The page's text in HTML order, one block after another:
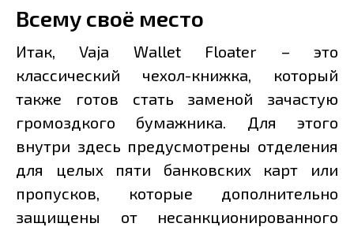
Всему своё место
Итак, Vaja Wallet Floater – это
классический чехол-книжка, который
также готов стать заменой зачастую
громоздкого бумажника. Для этого
внутри здесь предусмотрены отделения
для целых пяти банковских карт или
пропусков, которые дополнительно
защищены от несанкционированного